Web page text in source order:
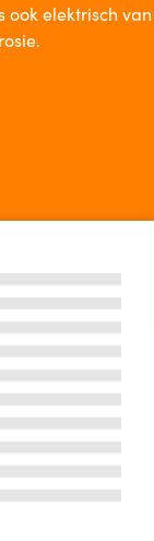
elektrisch van